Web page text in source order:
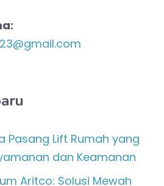
Pasang Lift Rumah yang
dan Keamanan
Aritco: Solusi Mewah